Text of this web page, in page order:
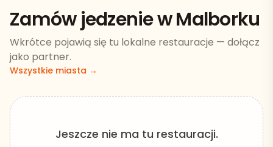
Zamów jedzenie w Malborku
Wkrótce pojawią się tu lokalne restauracje — dołącz
jako partner.
Wszystkie miasta →
Jeszcze nie ma tu restauracji.